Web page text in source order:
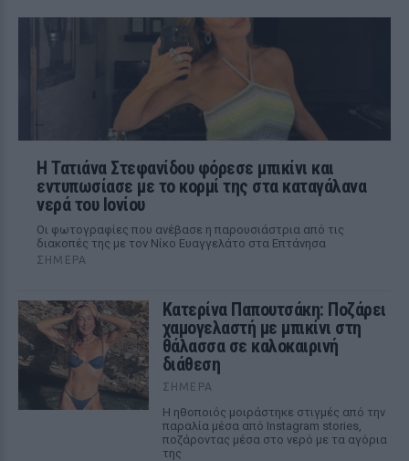
Η Τατιάνα Στεφανίδου φόρεσε μπικίνι και
εντυπωσίασε με το κορμί της στα καταγάλανα
νερά του Ιονίου
Οι φωτογραφίες που ανέβασε η παρουσιάστρια από τις
διακοπές της με τον Νίκο Ευαγγελάτο στα Επτάνησα
ΣΉΜΕΡΑ
Κατερίνα Παπουτσάκη: Ποζάρει
χαμογελαστή με μπικίνι στη
θάλασσα σε καλοκαιρινή
διάθεση
ΣΉΜΕΡΑ
Η ηθοποιός μοιράστηκε στιγμές από την
παραλία μέσα από Instagram stories,
ποζάροντας μέσα στο νερό με τα αγόρια
της